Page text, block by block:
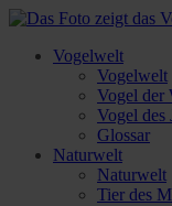
Vogelwelt
Vogelwelt
Vogel der
Vogel des
Glossar
Naturwelt
Naturwelt
Tier des